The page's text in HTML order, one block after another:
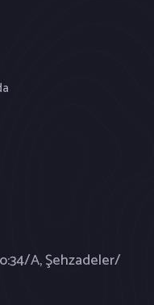
A, Şehzadeler/